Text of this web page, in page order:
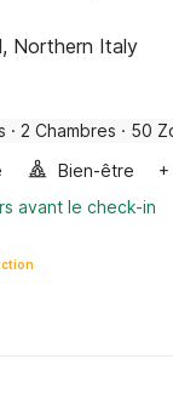
Northern Italy
· 2 Chambres · 50
Bien-être
+
avant le check-in